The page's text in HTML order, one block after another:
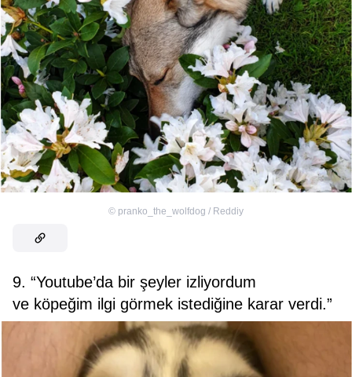
© pranko_the_wolfdog / Reddiy
9. “Youtube’da bir şeyler izliyordum
ve köpeğim ilgi görmek istediğine karar verdi.”